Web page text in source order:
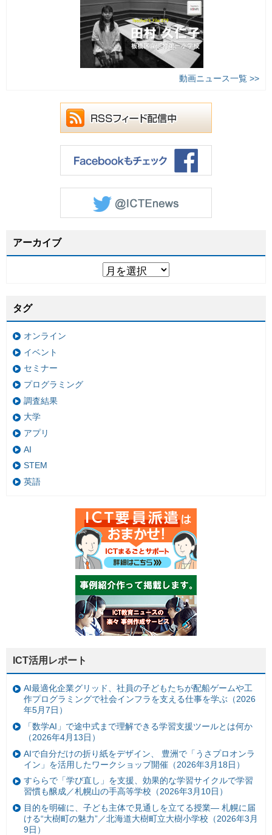
動画ニュース一覧 >>
アーカイブ
タグ
オンライン
イベント
セミナー
プログラミング
調査結果
大学
アプリ
AI
STEM
英語
ICT活用レポート
AI最適化企業グリッド、社員の子どもたちが配船ゲームや工
作プログラミングで社会インフラを支える仕事を学ぶ（2026
年5月7日）
「数学AI」で途中式まで理解できる学習支援ツールとは何か
（2026年4月13日）
AIで自分だけの折り紙をデザイン、 豊洲で「うさプロオンラ
イン」を活用したワークショップ開催（2026年3月18日）
すららで「学び直し」を支援、効果的な学習サイクルで学習
習慣も醸成／札幌山の手高等学校（2026年3月10日）
目的を明確に、子ども主体で見通しを立てる授業— 札幌に届
ける“大樹町の魅力”／北海道大樹町立大樹小学校（2026年3月
9日）